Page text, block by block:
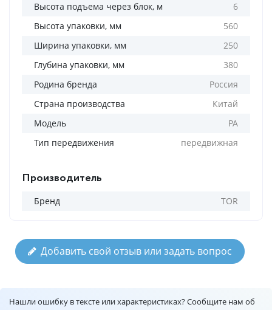
Высота подъема через блок, м
6
Высота упаковки, мм
560
Ширина упаковки, мм
250
Глубина упаковки, мм
380
Родина бренда
Россия
Страна производства
Китай
Модель
PA
Тип передвижения
передвижная
Производитель
Бренд TOR
Добавить свой отзыв или задать вопрос
Нашли ошибку в тексте или характеристиках? Сообщите нам об